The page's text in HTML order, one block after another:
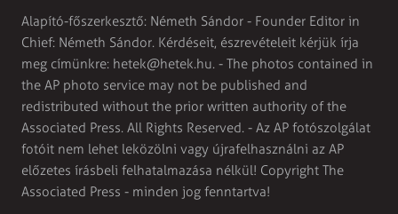
Alapító-főszerkesztő: Németh Sándor - Founder Editor in
Chief: Németh Sándor. Kérdéseit, észrevételeit kérjük írja
meg címünkre: hetek@hetek.hu. - The photos contained in
the AP photo service may not be published and
redistributed without the prior written authority of the
Associated Press. All Rights Reserved. - Az AP fotószolgálat
fotóit nem lehet leközölni vagy újrafelhasználni az AP
előzetes írásbeli felhatalmazása nélkül! Copyright The
Associated Press - minden jog fenntartva!